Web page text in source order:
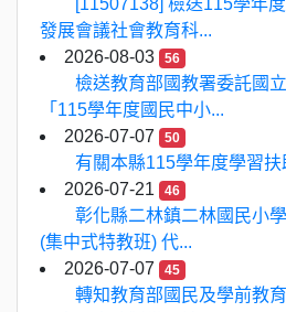
[11507138] 檢送115學年
發展會議社會教育科...
2026-08-03
56
檢送教育部國教署委託國
「115學年度國民中小...
2026-07-07
50
有關本縣115學年度學習
2026-07-21
46
彰化縣二林鎮二林國民小
(集中式特教班) 代...
2026-07-07
45
轉知教育部國民及學前教